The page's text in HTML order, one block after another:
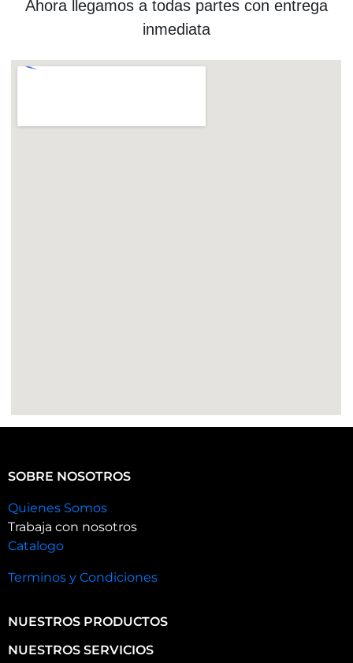
Ahora llegamos a todas partes con entrega
inmediata
SOBRE NOSOTROS
Quienes Somos
Trabaja con nosotros
Catalogo
Terminos y Condiciones
NUESTROS PRODUCTOS
NUESTROS SERVICIOS